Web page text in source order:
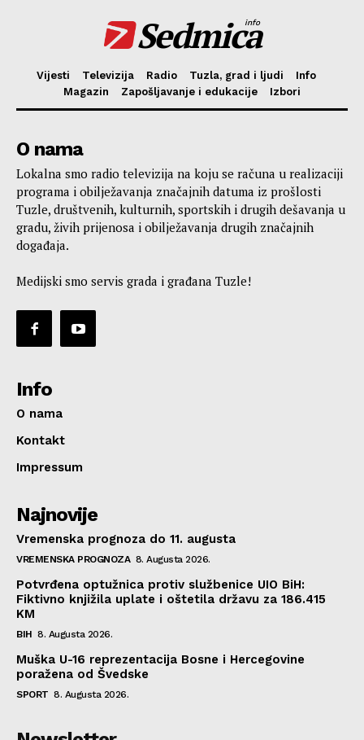
Sedmica
info
Vijesti Televizija Radio Tuzla, grad i ljudi
Info
Magazin
Zapošljavanje i edukacije Izbori
O nama
Lokalna smo radio televizija na koju se računa u realizaciji
programa i obilježavanja značajnih datuma iz prošlosti
Tuzle, društvenih, kulturnih, sportskih i drugih dešavanja u
gradu, živih prijenosa i obilježavanja drugih značajnih
događaja.
Medijski smo servis grada i građana Tuzle!
Info
O nama
Kontakt
Impressum
Najnovije
Vremenska prognoza do 11. augusta
VREMENSKA PROGNOZA 8. Augusta 2026.
Potvrđena optužnica protiv službenice UIO BiH:
Fiktivno knjižila uplate i oštetila državu za 186.415
KM
BIH 8. Augusta 2026.
Muška U-16 reprezentacija Bosne i Hercegovine
poražena od Švedske
SPORT 8. Augusta 2026.